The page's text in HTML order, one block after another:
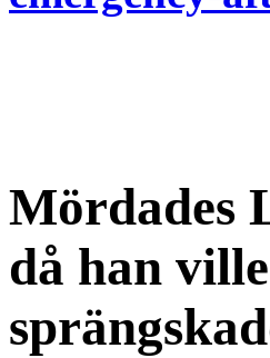
Mördades
då han